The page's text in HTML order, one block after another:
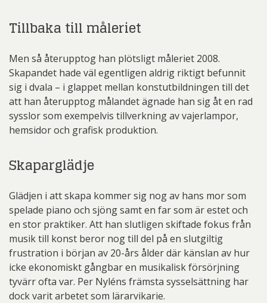
Tillbaka till måleriet
Men så återupptog han plötsligt måleriet 2008.
Skapandet hade väl egentligen aldrig riktigt befunnit
sig i dvala – i glappet mellan konstutbildningen till det
att han återupptog målandet ägnade han sig åt en rad
sysslor som exempelvis tillverkning av vajerlampor,
hemsidor och grafisk produktion.
Skaparglädje
Glädjen i att skapa kommer sig nog av hans mor som
spelade piano och sjöng samt en far som är estet och
en stor praktiker. Att han slutligen skiftade fokus från
musik till konst beror nog till del på en slutgiltig
frustration i början av 20-års ålder där känslan av hur
icke ekonomiskt gångbar en musikalisk försörjning
tyvärr ofta var. Per Nyléns främsta sysselsättning har
dock varit arbetet som lärarvikarie.